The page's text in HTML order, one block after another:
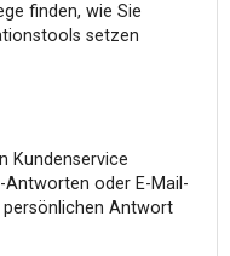
finden, wie Sie
setzen
Kundenservice
oder E-Mail-
persönlichen Antwort